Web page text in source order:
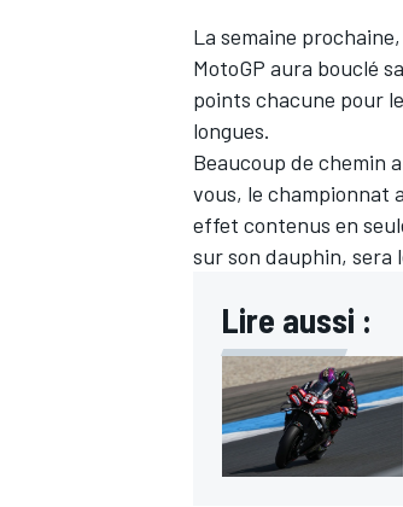
La semaine
MotoGP aura bouclé
points chacune pour
longues.
Beaucoup de chemin
vous, le championnat
effet contenus en
sur son dauphin, sera
Lire aussi :